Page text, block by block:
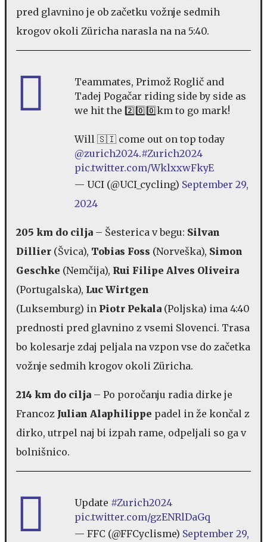
pred glavnino je ob začetku vožnje sedmih
krogov okoli Züricha narasla na na 5:40.
Teammates, Primož Roglič and
Tadej Pogačar riding side by side as
we hit the 2️⃣0️⃣0️⃣km to go mark!
Will 🇸🇮 come out on top today
@zurich2024.#Zurich2024
pic.twitter.com/WklxxwFkyE
— UCI (@UCI_cycling) September 29,
2024
205 km do cilja – Šesterica v begu: Silvan
Dillier (Švica), Tobias Foss (Norveška), Simon
Geschke (Nemčija), Rui Filipe Alves Oliveira
(Portugalska), Luc Wirtgen
(Luksemburg) in Piotr Pekala (Poljska) ima 4:40
prednosti pred glavnino z vsemi Slovenci. Trasa
bo kolesarje zdaj peljala na vzpon vse do začetka
vožnje sedmih krogov okoli Züricha.
214 km do cilja – Po poročanju radia dirke je
Francoz Julian Alaphilippe padel in že končal z
dirko, utrpel naj bi izpah rame, odpeljali so ga v
bolnišnico.
Update #Zurich2024
pic.twitter.com/gzENRlDaGq
— FFC (@FFCyclisme) September 29,